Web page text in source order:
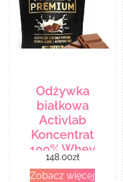
Odżywka
białkowa
Activlab
Koncentrat
100% Whey
Premium 2000g
148.00zł
Zobacz więcej